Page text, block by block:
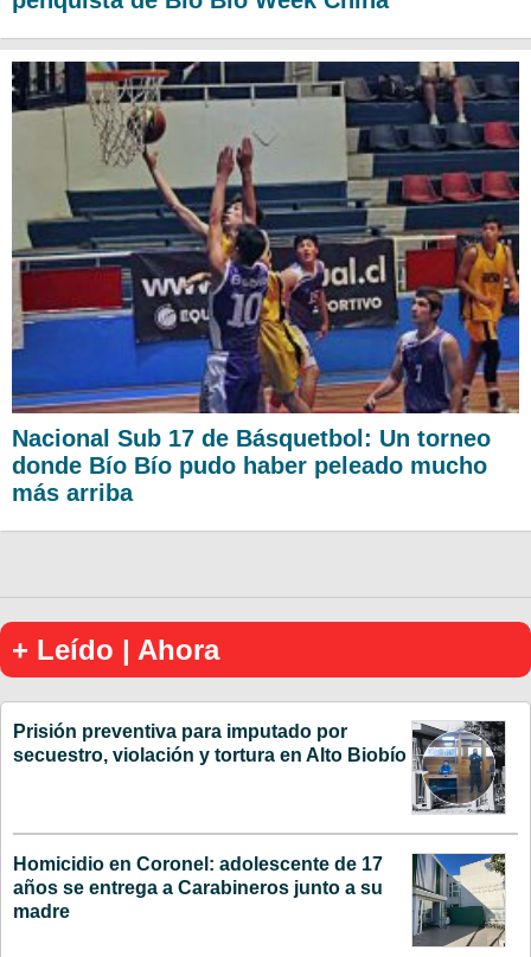
Nacional Sub 17 de Básquetbol: Un torneo
donde Bío Bío pudo haber peleado mucho
más arriba
+ Leído | Ahora
Prisión preventiva para imputado por
secuestro, violación y tortura en Alto Biobío
Homicidio en Coronel: adolescente de 17
años se entrega a Carabineros junto a su
madre